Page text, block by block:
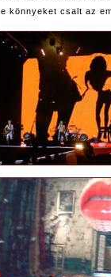
csalt az